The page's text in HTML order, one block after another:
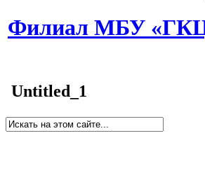
Филиал МБУ
Untitled_1